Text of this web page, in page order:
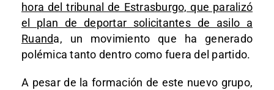
hora del tribunal de Estrasburgo, que paralizó
el plan de deportar solicitantes de asilo a
Ruanda, un movimiento que ha generado
polémica tanto dentro como fuera del partido.
A pesar de la formación de este nuevo grupo,